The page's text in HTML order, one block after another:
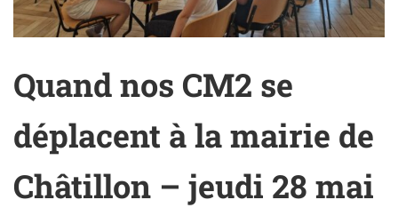
Quand nos CM2 se
déplacent à la mairie de
Châtillon – jeudi 28 mai